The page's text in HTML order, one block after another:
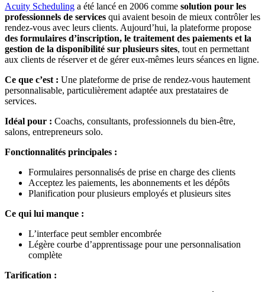
Acuity Scheduling a été lancé en 2006 comme solution pour les
professionnels de services qui avaient besoin de mieux contrôler les
rendez-vous avec leurs clients. Aujourd’hui, la plateforme propose
des formulaires d’inscription, le traitement des paiements et la
gestion de la disponibilité sur plusieurs sites, tout en permettant
aux clients de réserver et de gérer eux-mêmes leurs séances en ligne.
Ce que c’est : Une plateforme de prise de rendez-vous hautement
personnalisable, particulièrement adaptée aux prestataires de
services.
Idéal pour : Coachs, consultants, professionnels du bien-être,
salons, entrepreneurs solo.
Fonctionnalités principales :
Formulaires personnalisés de prise en charge des clients
Acceptez les paiements, les abonnements et les dépôts
Planification pour plusieurs employés et plusieurs sites
Ce qui lui manque :
L’interface peut sembler encombrée
Légère courbe d’apprentissage pour une personnalisation
complète
Tarification :